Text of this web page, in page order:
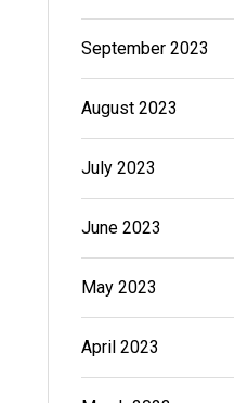
September 2023
August 2023
July 2023
June 2023
May 2023
April 2023